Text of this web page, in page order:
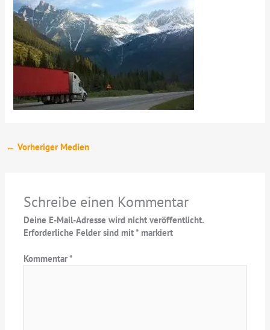
← Vorheriger Medien
Schreibe einen Kommentar
Deine E-Mail-Adresse wird nicht veröffentlicht.
Erforderliche Felder sind mit* markiert
Kommentar*